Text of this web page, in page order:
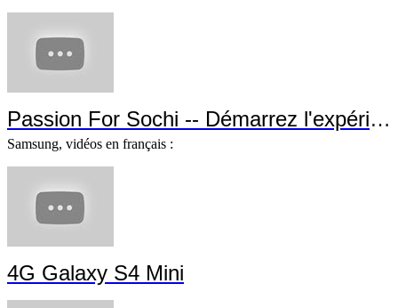
Passion For Sochi -- Démarrez
Samsung, vidéos en français :
4G Galaxy S4 Mini